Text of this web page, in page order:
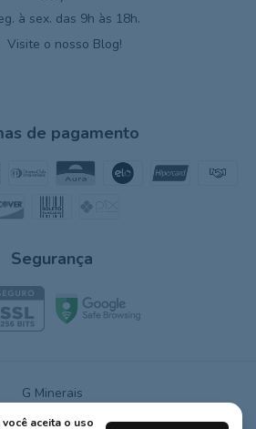
você aceita o uso
à sex. das 9h às 18h.
Visite o nosso Blog!
de pagamento
Segurança
G Minerais